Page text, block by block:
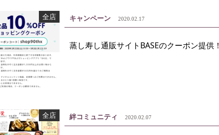
全店 キャンペーン 2020.02.17
蒸し寿し通販サイトBASEのクーポン提供！
全店 絆コミュニティ 2020.02.07